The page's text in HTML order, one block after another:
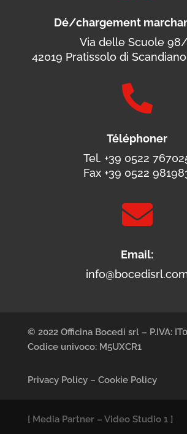
Dé/chargement
Via delle Scuole
42019 Pratissolo di

Téléphoner
Tel. +39 0522
Fax +39 0522

Email:
© 2022 Officina Bocedi srl – P.IVA:
Codice univoco: M5UXCR1
Privacy Policy– Cookie Policy
[ Media Partner– Video Studio 1]